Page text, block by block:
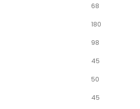
68
180
98
45
50
45